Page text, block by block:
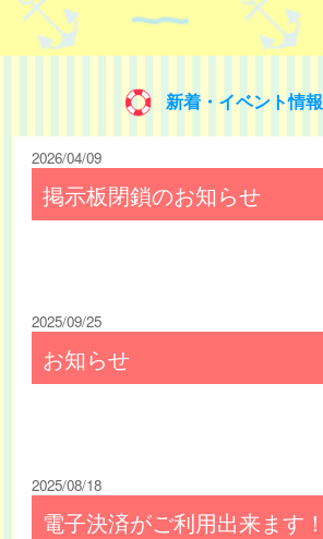
新着・イベント情報
2026/04/09
掲示板閉鎖のお知らせ
2025/09/25
お知らせ
2025/08/18
電子決済がご利用出来ます！